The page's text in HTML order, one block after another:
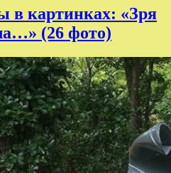
картинках: «Зря
(26 фото)